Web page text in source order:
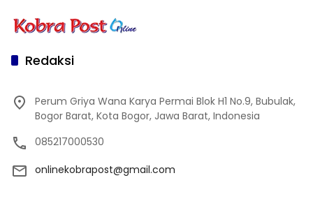
Redaksi
Perum Griya Wana Karya Permai Blok H1 No.9, Bubulak,
Bogor Barat, Kota Bogor, Jawa Barat, Indonesia
085217000530
onlinekobrapost@gmail.com